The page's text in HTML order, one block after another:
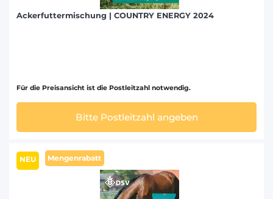
Ackerfuttermischung | COUNTRY ENERGY 2024
Für die Preisansicht ist die Postleitzahl notwendig.
Bitte Postleitzahl angeben
NEU Mengenrabatt